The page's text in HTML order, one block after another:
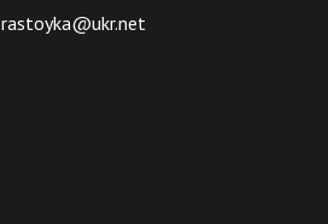
rastoyka@ukr.net